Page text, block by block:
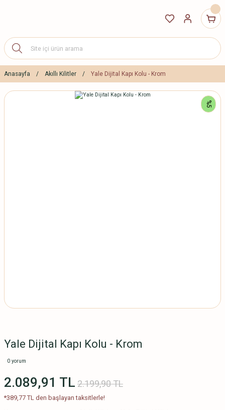
Anasayfa Akıllı Kilitler Yale Dijital Kapı Kolu - Krom
%5
Yale Dijital Kapı Kolu - Krom
0 yorum
2.089,91 TL 2.199,90 TL
*389,77 TL den başlayan taksitlerle!